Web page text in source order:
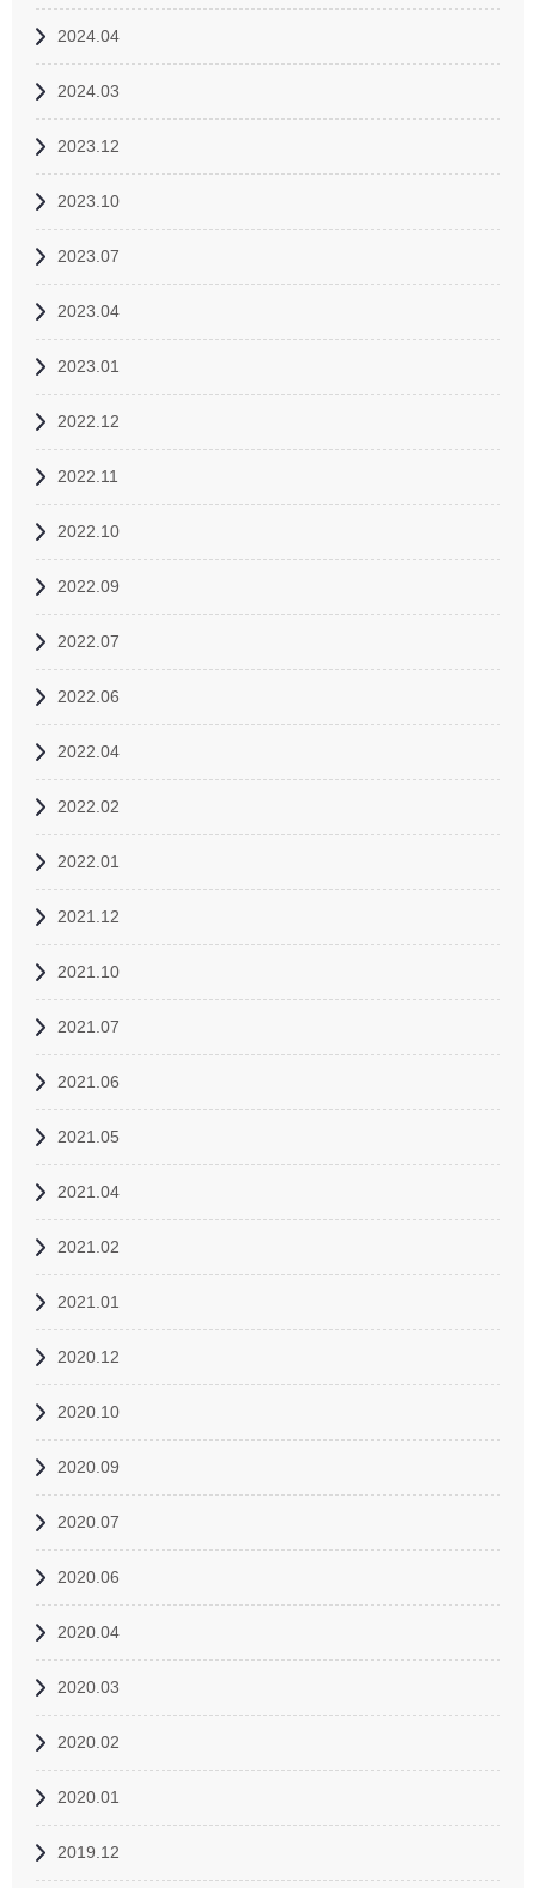
2024.04
2024.03
2023.12
2023.10
2023.07
2023.04
2023.01
2022.12
2022.11
2022.10
2022.09
2022.07
2022.06
2022.04
2022.02
2022.01
2021.12
2021.10
2021.07
2021.06
2021.05
2021.04
2021.02
2021.01
2020.12
2020.10
2020.09
2020.07
2020.06
2020.04
2020.03
2020.02
2020.01
2019.12